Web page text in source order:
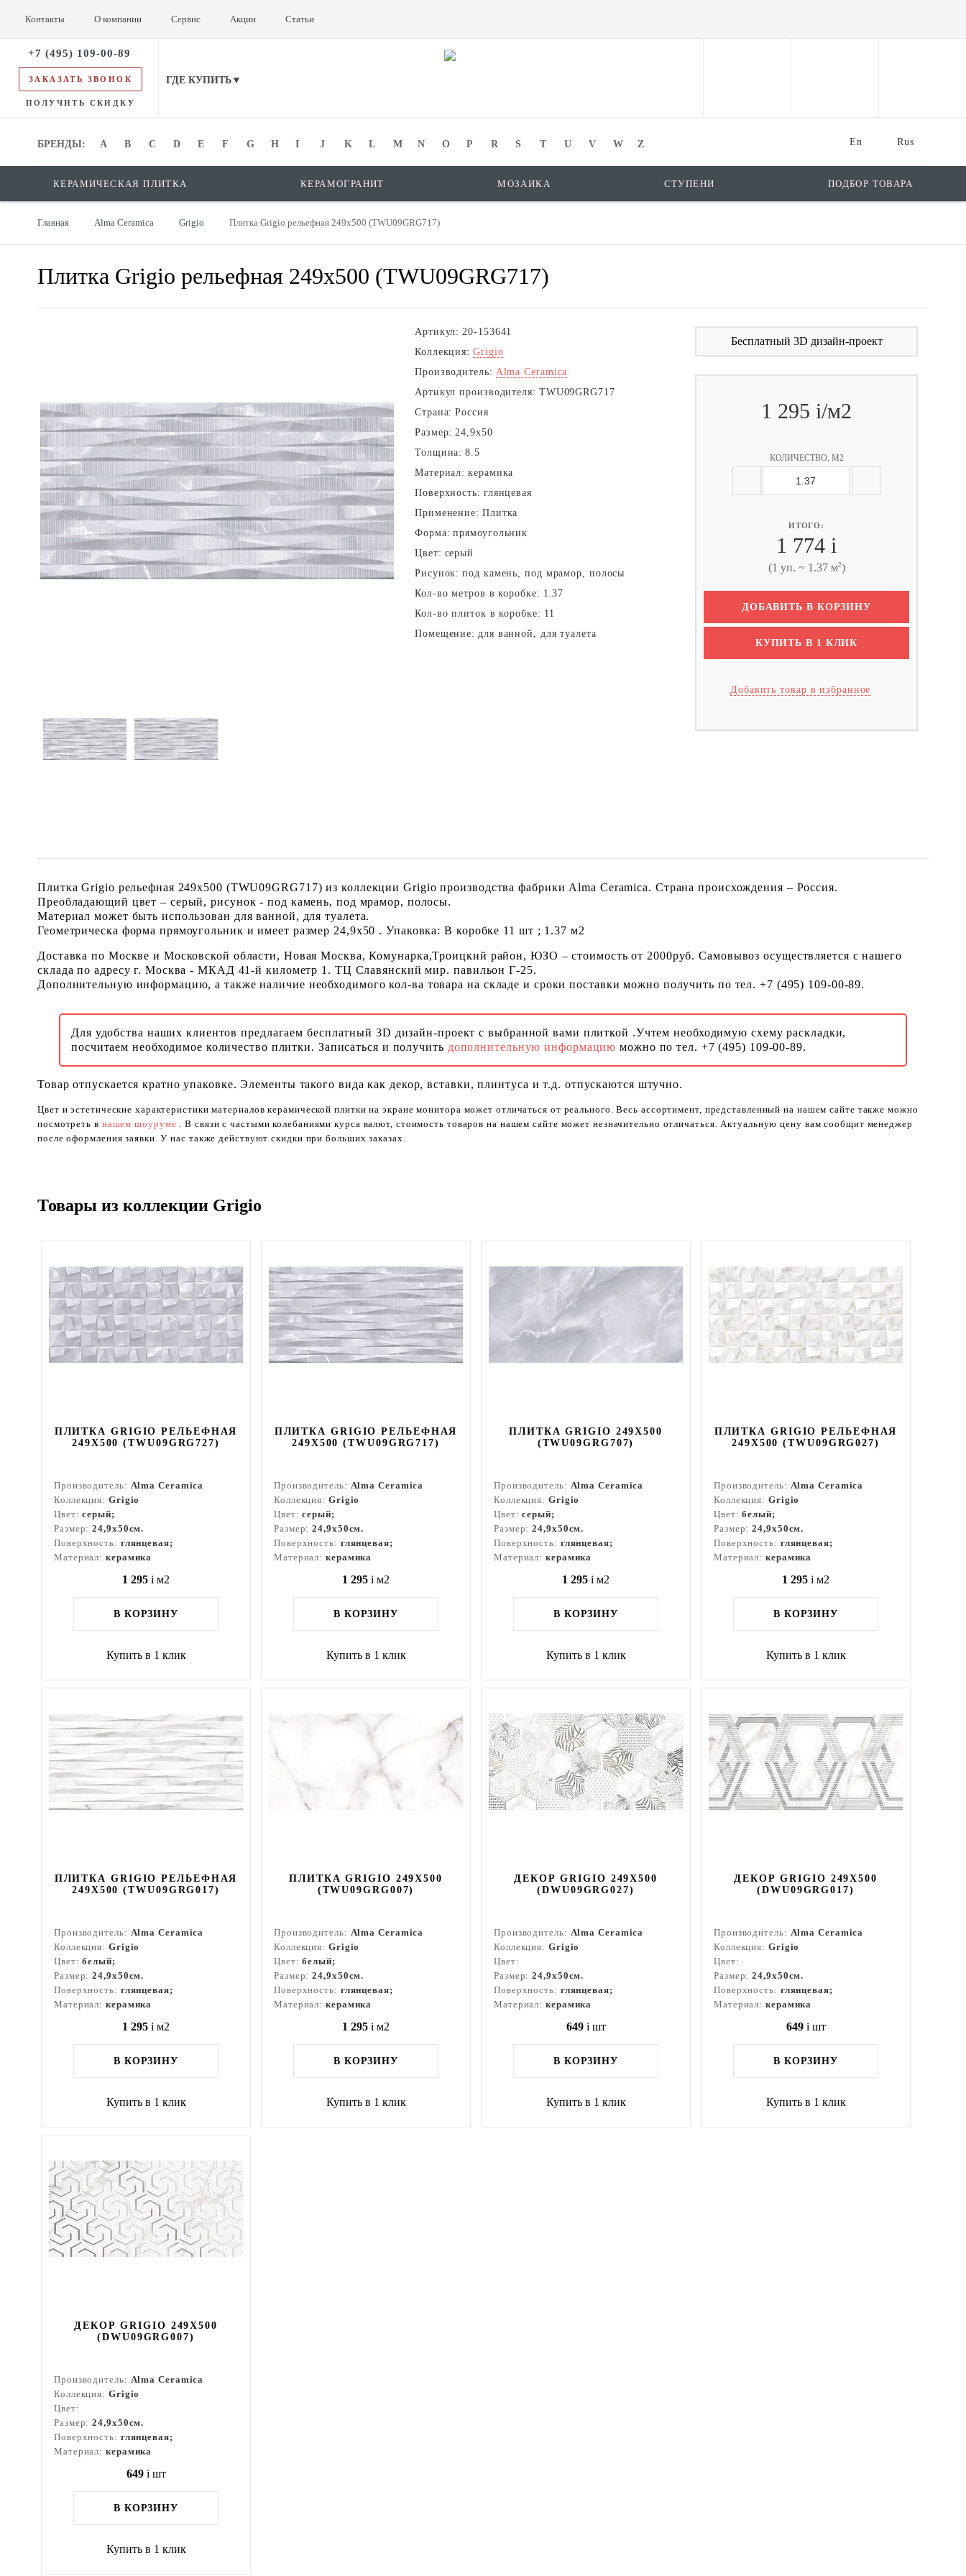
Контакты О компании Сервис Акции Статьи
+7 (495) 109-00-89
ЗАКАЗАТЬ ЗВОНОК
ПОЛУЧИТЬ СКИДКУ
ГДЕ КУПИТЬ▼
Rus
En
БРЕНДЫ: A B C D E F G H I J K L M N O P R S T U V W Z
БРЕНДЫ:
КЕРАМИЧЕСКАЯ ПЛИТКА КЕРАМОГРАНИТ МОЗАИКА СТУПЕНИ ПОДБОР ТОВАРА
Главная Alma Ceramica Grigio Плитка Grigio рельефная 249x500 (TWU09GRG717)
Плитка Grigio рельефная 249x500 (TWU09GRG717)
Артикул: 20-153641
Коллекция: Grigio
Производитель: Alma Ceramica
Артикул производителя: TWU09GRG717
Страна: Россия
Размер: 24,9x50
Толщина: 8.5
Материал: керамика
Поверхность: глянцевая
Применение: Плитка
Форма: прямоугольник
Цвет: серый
Рисунок: под камень, под мрамор, полосы
Кол-во метров в коробке: 1.37
Кол-во плиток в коробке: 11
Помещение: для ванной, для туалета
Бесплатный 3D дизайн-проект
1 295 i/м2
КОЛИЧЕСТВО, М2
ИТОГО:
1 774 i
(1 уп. ~ 1.37 м2)
ДОБАВИТЬ В КОРЗИНУ
КУПИТЬ В 1 КЛИК
Добавить товар в избранное
Плитка Grigio рельефная 249x500 (TWU09GRG717) из коллекции Grigio производства фабрики Alma Ceramica. Страна происхождения – Россия.
Преобладающий цвет – серый, рисунок - под камень, под мрамор, полосы.
Материал может быть использован для ванной, для туалета.
Геометрическа форма прямоугольник и имеет размер 24,9x50 . Упаковка: В коробке 11 шт ; 1.37 м2
Доставка по Москве и Московской области, Новая Москва, Комунарка,Троицкий район, ЮЗО – стоимость от 2000руб. Самовывоз осуществляется с нашего
склада по адресу г. Москва - МКАД 41-й километр 1. ТЦ Славянский мир. павильон Г-25.
Дополнительную информацию, а также наличие необходимого кол-ва товара на складе и сроки поставки можно получить по тел. +7 (495) 109-00-89.
Для удобства наших клиентов предлагаем бесплатный 3D дизайн-проект с выбранной вами плиткой .Учтем необходимую схему раскладки,
посчитаем необходимое количество плитки. Записаться и получить дополнительную информациюможно по тел. +7 (495) 109-00-89.
Товар отпускается кратно упаковке. Элементы такого вида как декор, вставки, плинтуса и т.д. отпускаются штучно.
Цвет и эстетические характеристики материалов керамической плитки на экране монитора может отличаться от реального. Весь ассортимент, представленный на нашем сайте также можно
посмотреть в нашем шоуруме . В связи с частыми колебаниями курса валют, стоимость товаров на нашем сайте может незначительно отличаться. Актуальную цену вам сообщит менеджер
после оформления заявки. У нас также действуют скидки при больших заказах.
Товары из коллекции Grigio
ПЛИТКА GRIGIO РЕЛЬЕФНАЯ
249X500 (TWU09GRG727)
Производитель: Alma Ceramica
Коллекция: Grigio
Цвет:серый;
Размер:24,9x50см.
Поверхность: глянцевая;
Материал: керамика
1 295 i м2
В КОРЗИНУ
Купить в 1 клик
ПЛИТКА GRIGIO РЕЛЬЕФНАЯ
249X500 (TWU09GRG717)
Производитель: Alma Ceramica
Коллекция: Grigio
Цвет:серый;
Размер:24,9x50см.
Поверхность: глянцевая;
Материал: керамика
1 295 i м2
В КОРЗИНУ
Купить в 1 клик
ПЛИТКА GRIGIO 249X500
(TWU09GRG707)
Производитель: Alma Ceramica
Коллекция: Grigio
Цвет:серый;
Размер:24,9x50см.
Поверхность: глянцевая;
Материал: керамика
1 295 i м2
В КОРЗИНУ
Купить в 1 клик
ПЛИТКА GRIGIO РЕЛЬЕФНАЯ
249X500 (TWU09GRG027)
Производитель: Alma Ceramica
Коллекция: Grigio
Цвет:белый;
Размер:24,9x50см.
Поверхность: глянцевая;
Материал: керамика
1 295 i м2
В КОРЗИНУ
Купить в 1 клик
ПЛИТКА GRIGIO РЕЛЬЕФНАЯ
249X500 (TWU09GRG017)
Производитель: Alma Ceramica
Коллекция: Grigio
Цвет:белый;
Размер:24,9x50см.
Поверхность: глянцевая;
Материал: керамика
1 295 i м2
В КОРЗИНУ
Купить в 1 клик
ПЛИТКА GRIGIO 249X500
(TWU09GRG007)
Производитель: Alma Ceramica
Коллекция: Grigio
Цвет:белый;
Размер:24,9x50см.
Поверхность: глянцевая;
Материал: керамика
1 295 i м2
В КОРЗИНУ
Купить в 1 клик
ДЕКОР GRIGIO 249X500
(DWU09GRG027)
Производитель: Alma Ceramica
Коллекция: Grigio
Цвет:
Размер:24,9x50см.
Поверхность: глянцевая;
Материал: керамика
649 i шт
В КОРЗИНУ
Купить в 1 клик
ДЕКОР GRIGIO 249X500
(DWU09GRG017)
Производитель: Alma Ceramica
Коллекция: Grigio
Цвет:
Размер:24,9x50см.
Поверхность: глянцевая;
Материал: керамика
649 i шт
В КОРЗИНУ
Купить в 1 клик
ДЕКОР GRIGIO 249X500
(DWU09GRG007)
Производитель: Alma Ceramica
Коллекция: Grigio
Цвет:
Размер:24,9x50см.
Поверхность: глянцевая;
Материал: керамика
649 i шт
В КОРЗИНУ
Купить в 1 клик